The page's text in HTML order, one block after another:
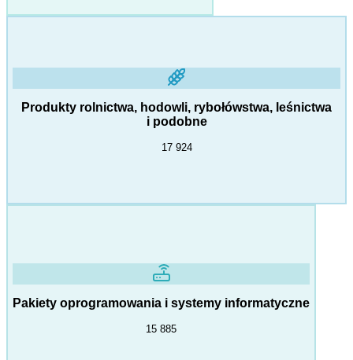
Produkty rolnictwa, hodowli, rybołówstwa, leśnictwa
i podobne
17 924
Pakiety oprogramowania i systemy informatyczne
15 885